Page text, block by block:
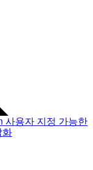
사용자 지정 가능한
화